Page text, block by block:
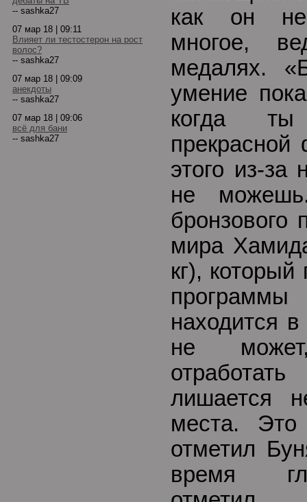
-- sashka27
07 мар 18 | 09:11
Влияет ли тестостерон на рост
волос?
-- sashka27
07 мар 18 | 09:09
анекдоты
-- sashka27
07 мар 18 | 09:06
всё для бани
-- sashka27
как он
многое,
медалях.
умение
когда
прекрасной
этого из-за
не
бронзового
мира
кг), который
программы
находится
не
лишается
места.
отметил
время